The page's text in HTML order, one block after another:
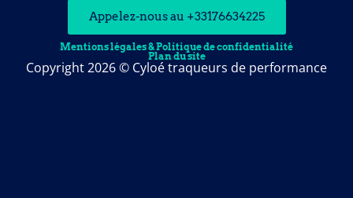
Appelez-nous au +33176634225
Mentions légales & Politique de confidentialité
Plan du site
Copyright 2026 © Cyloé traqueurs de performance